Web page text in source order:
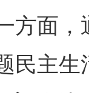
方面
民主